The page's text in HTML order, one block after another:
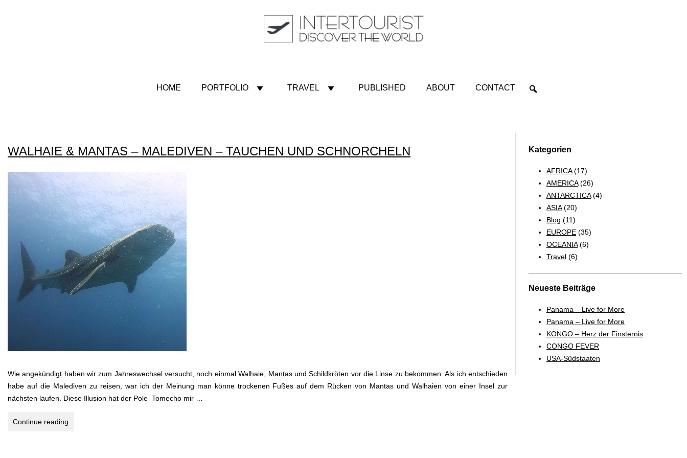
HOME PORTFOLIO TRAVEL PUBLISHED ABOUT CONTACT
WALHAIE & MANTAS – MALEDIVEN – TAUCHEN UND SCHNORCHELN
Wie angekündigt haben wir zum Jahreswechsel versucht, noch einmal Walhaie, Mantas und Schildkröten vor die Linse zu bekommen. Als ich entschieden
habe auf die Malediven zu reisen, war ich der Meinung man könne trockenen Fußes auf dem Rücken von Mantas und Walhaien von einer Insel zur
nächsten laufen. Diese Illusion hat der Pole Tomecho mir …
Continue reading
Kategorien
AFRICA(17)
AMERICA(26)
ANTARCTICA(4)
ASIA(20)
Blog (11)
EUROPE (35)
OCEANIA(6)
Travel (6)
Neueste Beiträge
Panama – Live for More
Panama – Live for More
KONGO – Herz der Finsternis
CONGO FEVER
USA-Südstaaten